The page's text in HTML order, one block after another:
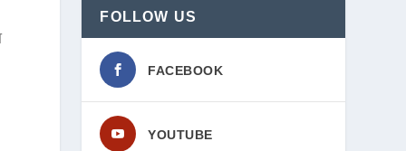
FOLLOW US
FACEBOOK
YOUTUBE